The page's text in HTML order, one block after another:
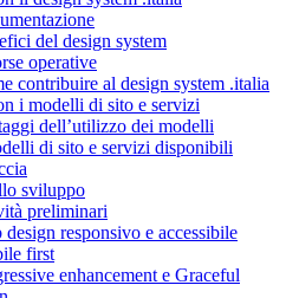
del design system
operative
contribuire al design system .italia
i modelli di sito e servizi
dell’utilizzo dei modelli
di sito e servizi disponibili
sviluppo
preliminari
design responsivo e accessibile
first
enhancement e Graceful